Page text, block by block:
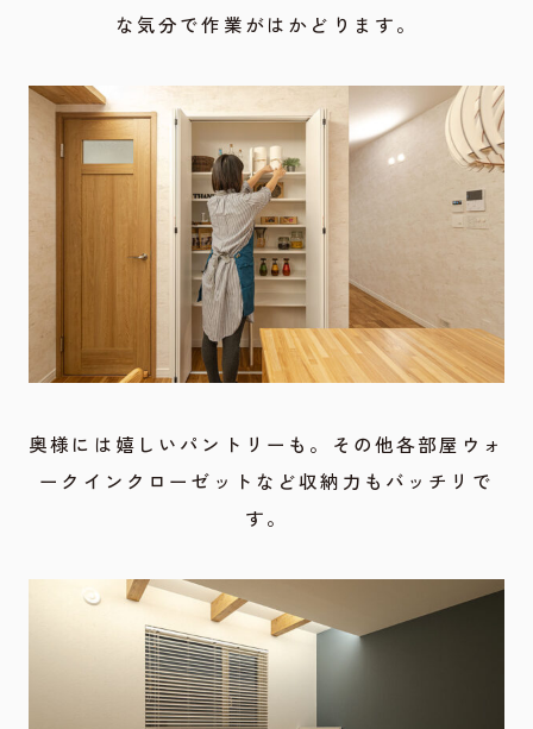
な気分で作業がはかどります。
奥様には嬉しいパントリーも。その他各部屋ウォ
ークインクローゼットなど収納力もバッチリで
す。